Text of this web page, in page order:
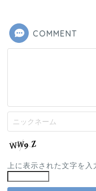
COMMENT
上に表示された文字を入